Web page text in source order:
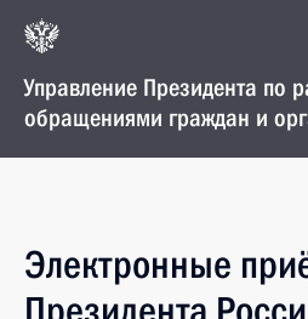
Управление Президента по
обращениями граждан и
Электронные